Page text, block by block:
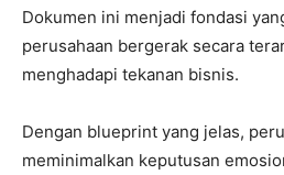
Dokumen ini menjadi fondasi
perusahaan bergerak secara
menghadapi tekanan bisnis.
Dengan blueprint yang jelas,
meminimalkan keputusan